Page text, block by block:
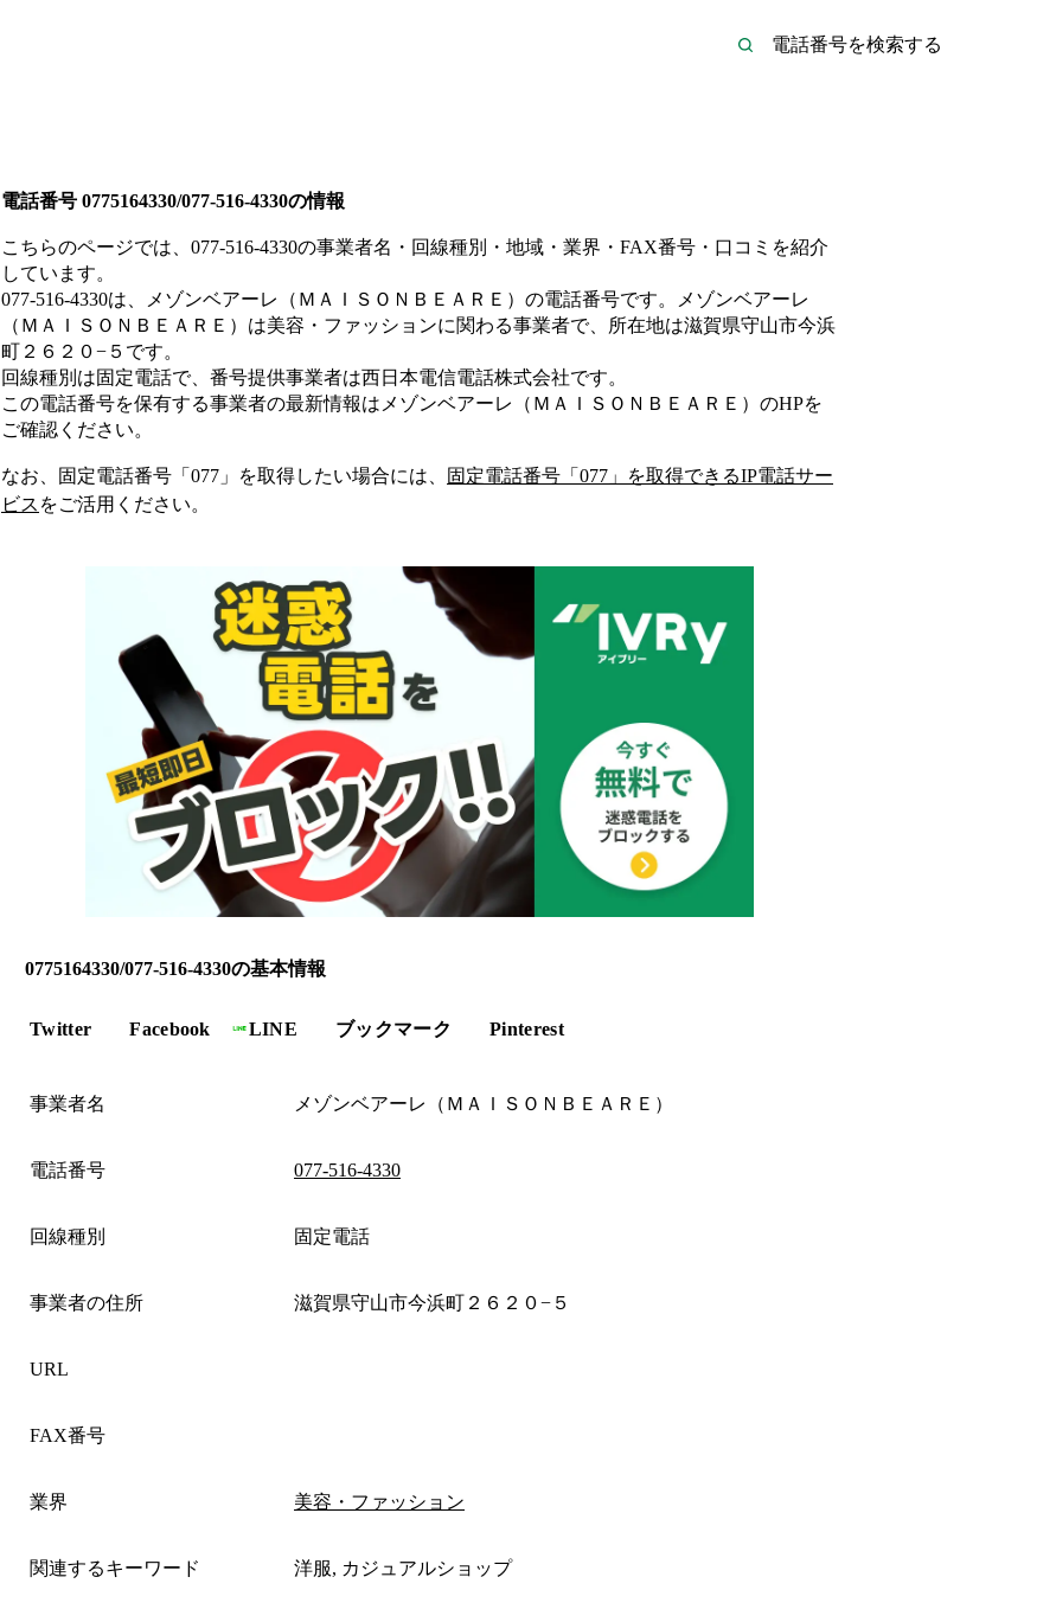
電話番号 0775164330/077-516-4330の情報
こちらのページでは、 077-516-4330の事業者名・回線種別・地域・業界・FAX番号・口コミを紹介
しています。
077-516-4330は、 メゾンベアーレ（ＭＡＩＳＯＮＢＥＡＲＥ） の電話番号です。
メゾンベアーレ
（ＭＡＩＳＯＮＢＥＡＲＥ）は美容・ファッションに関わる事業者で、所在地は滋賀県守山市今浜
町２６２０−５ です。
回線種別は固定電話で、番号提供事業者は西日本電信電話株式会社です。
この電話番号を保有する事業者の最新情報は メゾンベアーレ（ＭＡＩＳＯＮＢＥＡＲＥ） のHPを
ご確認ください。
なお、固定電話番号「 077 」を取得したい場合には、 固定電話番号「 077 」を取得できるIP電話サー
ビス をご活用ください。
0775164330/077-516-4330の基本情報
Twitter Facebook LINE ブックマーク Pinterest
事業者名 メゾンベアーレ（ＭＡＩＳＯＮＢＥＡＲＥ）
電話番号 077-516-4330
回線種別 固定電話
事業者の住所 滋賀県守山市今浜町２６２０−５
URL
FAX番号
業界 美容・ファッション
関連するキーワード 洋服, カジュアルショップ